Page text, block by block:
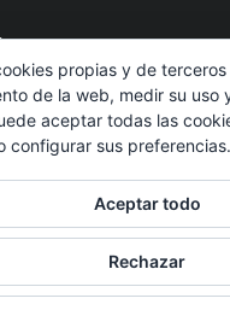
2014 Radio Bahía Gibraltar
Media&Web
propias y de
de la web, medir su uso
aceptar todas las
configurar sus preferencias.
Aceptar todo
Rechazar